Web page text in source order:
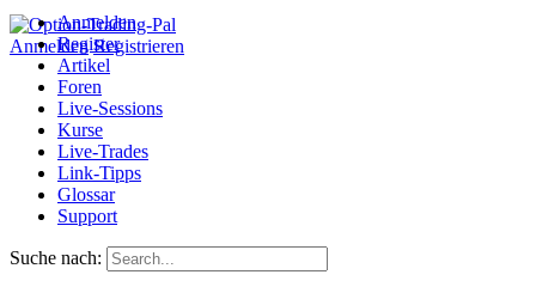
Anmelden Registrieren
Anmelden
Register
Artikel
Foren
Live-Sessions
Kurse
Live-Trades
Link-Tipps
Glossar
Support
Suche nach: